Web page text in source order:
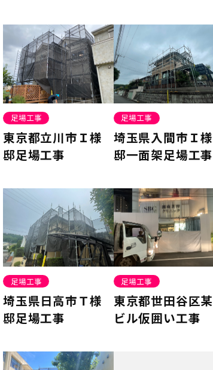
足場工事
東京都立川市Ｉ様
邸足場工事
足場工事
埼玉県入間市Ｉ様
邸一面架足場工事
足場工事
埼玉県日高市Ｔ様
邸足場工事
足場工事
東京都世田谷区某
ビル仮囲い工事